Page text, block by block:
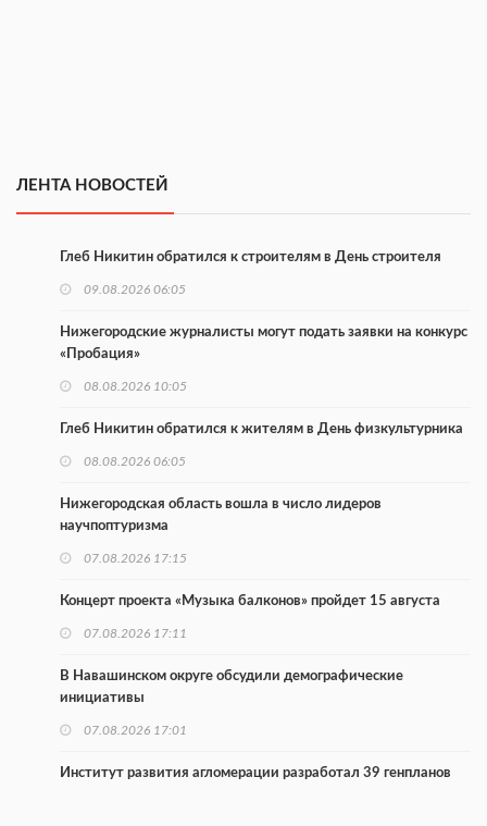
ЛЕНТА НОВОСТЕЙ
Глеб Никитин обратился к строителям в День строителя
09.08.2026 06:05
Нижегородские журналисты могут подать заявки на конкурс
«Пробация»
08.08.2026 10:05
Глеб Никитин обратился к жителям в День физкультурника
08.08.2026 06:05
Нижегородская область вошла в число лидеров
научпоптуризма
07.08.2026 17:15
Концерт проекта «Музыка балконов» пройдет 15 августа
07.08.2026 17:11
В Навашинском округе обсудили демографические
инициативы
07.08.2026 17:01
Институт развития агломерации разработал 39 генпланов